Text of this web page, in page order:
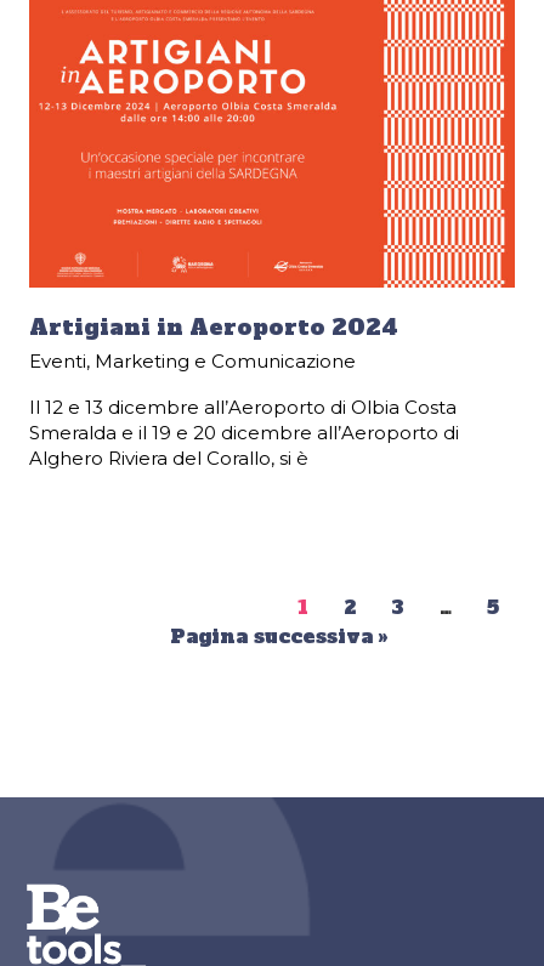
Artigiani in Aeroporto 2024
Eventi, Marketing e Comunicazione
Il 12 e 13 dicembre all’Aeroporto di Olbia Costa
Smeralda e il 19 e 20 dicembre all’Aeroporto di
Alghero Riviera del Corallo, si è
1 2 3 …
5
Pagina successiva »